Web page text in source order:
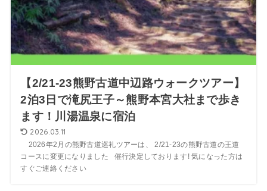
【2/21-23熊野古道中辺路ウォークツアー】
2泊3日で滝尻王子～熊野本宮大社まで歩き
ます！川湯温泉に宿泊
2026.03.11
2026年2月の熊野古道巡礼ツアーは、 2/21-23の熊野古道の王道
コースに変更になりました 催行決定しております! 気になった方は
すぐご連絡ください